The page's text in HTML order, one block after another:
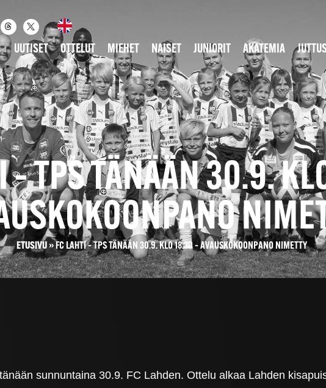
UUTISET OTTELUT MIEHET NAISET JUNIORIT AKATEMIA
– TPS TÄNÄÄN 30.9.
ETUSIVU» FC LAHTI – TPS TÄNÄÄN 30.9. KLO 18.30 – AVAUSKOKOONPANO NIMETTY
sunnuntaina 30.9. FC Lahden. Ottelu alkaa Lahden